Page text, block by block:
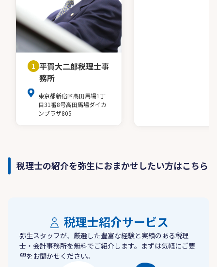
1 平賀大二郎税理士事
務所
東京都新宿区高田馬場1丁
目31番8号高田馬場ダイカ
ンプラザ805
税理士の紹介を弥生におまかせしたい方はこちら
税理士紹介サービス
弥生スタッフが、厳選した豊富な経験と実績のある税理
士・会計事務所を無料でご紹介します。まずは気軽にご要
望をお聞かせください。